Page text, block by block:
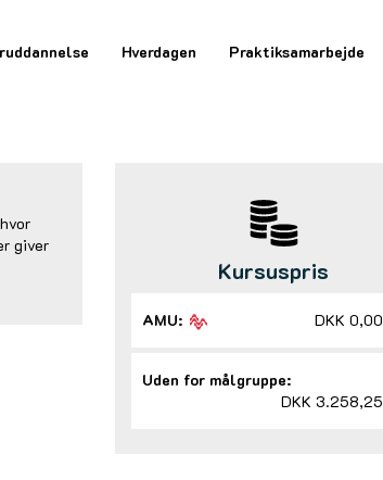
Hverdagen Praktiksamarbejde
giver
Kursuspris
AMU: DKK 0,00
Uden for målgruppe:
DKK 3.258,25